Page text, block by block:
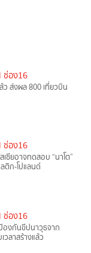
ช่อง16
ส่งผล 800 เที่ยวบิน
ช่อง16
เซียอาจทดสอบ “นาโต”
ติก-โปแลนด์
ช่อง16
องกันขีปนาวุธจาก
ลาสร้างแล้ว